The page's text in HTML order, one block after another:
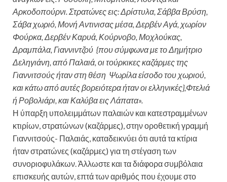
Αρκοδοπούρνι. Στρατώνες εις: Δρίστυλα, Σάββα Βρύση,
Σάβα χωριό, Μονή Αντινισας μέσα, Δερβέν Αγά, χωρίον
Φούρκα, Δερβέν Καρυά, Κούρνοβο, Μοχλούκας,
Δραμπάλα, Γιαννιντζού {που σύμφωνα με το Δημήτριο
Δεληγιάνη, από Παλαιά, οι τούρκικες καζάρμες της
Γιαννιτσούς ήταν στη θέση Ψωρίλα είσοδο του χωριού,
και κάτω από αυτές βορειότερα ήταν οι ελληνικές},Φτελιά
ή Ροβολιάρι, και Καλύβα εις Λάπατα».
Η ύπαρξη υπολειμμάτων παλαιών και κατεστραμμένων
κτιρίων, στρατώνων (καζάρμες), στην οροθετική γραμμή
Γιαννιτσούς- Παλαιάς, καταδεικνύει ότι αυτά τα κτίρια
ήταν στρατώνες (καζάρμες) για τη στέγαση των
συνοριοφυλάκων. Άλλωστε και τα διάφορα συμβόλαια
επισκευής αυτών, επτά των αριθμός που έχουμε στο